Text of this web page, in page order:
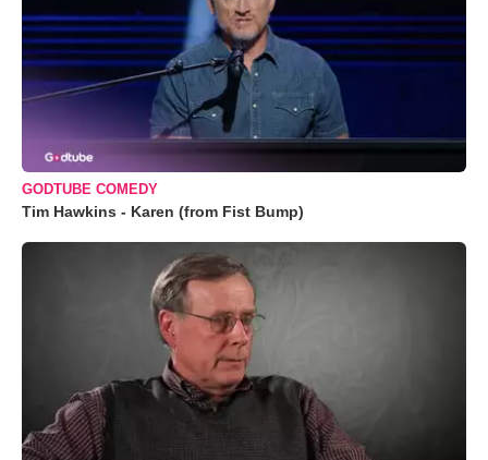
GODTUBE COMEDY
Tim Hawkins - Karen (from Fist Bump)